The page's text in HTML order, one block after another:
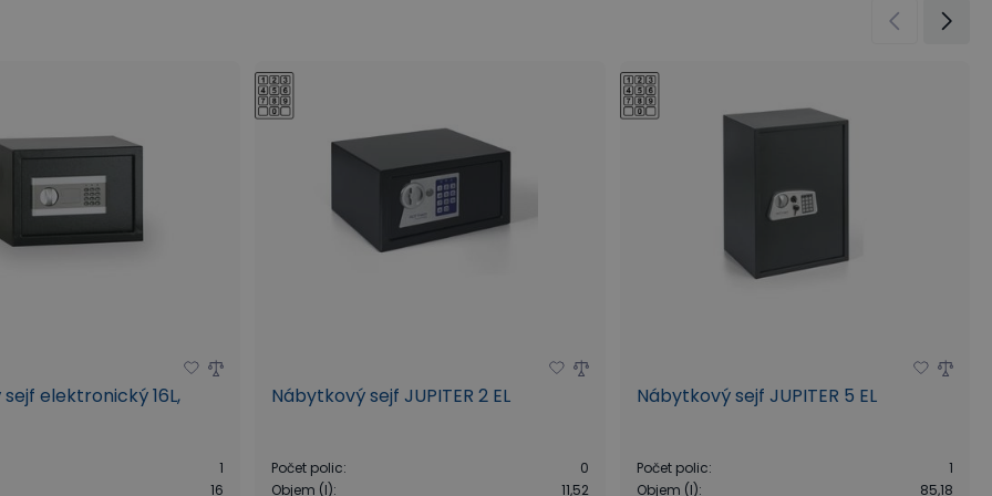
elektronický 16L,
1
16
Nábytkový sejf JUPITER 2 EL
Počet polic:
0
Objem (l): 11,52
Nábytkový sejf JUPITER 5 EL
Počet polic:
1
Objem (l): 85,18